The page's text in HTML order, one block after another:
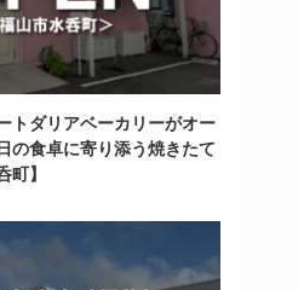
トダリアベーカリーがオー
の食卓に寄り添う焼きたて
町】